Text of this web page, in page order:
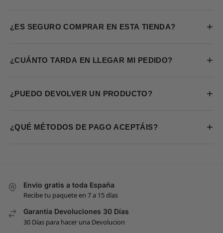
¿ES SEGURO COMPRAR EN ESTA TIENDA? +
¿CUÁNTO TARDA EN LLEGAR MI PEDIDO? +
¿PUEDO DEVOLVER UN PRODUCTO? +
¿QUÉ MÉTODOS DE PAGO ACEPTÁIS? +
Envío gratis a toda España
Recibe tu paquete en 7 a 15 días
Garantia Devoluciones 30 Días
30 Días para hacer una Devolucion